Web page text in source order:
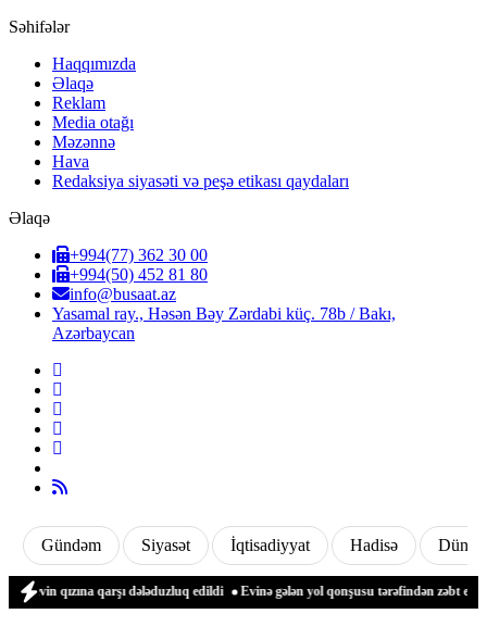
Səhifələr
Haqqımızda
Əlaqə
Reklam
Media otağı
Məzənnə
Hava
Redaksiya siyasəti və peşə etikası qaydaları
Əlaqə
+994(77) 362 30 00
+994(50) 452 81 80
info@busaat.az
Yasamal ray., Həsən Bəy Zərdabi küç. 78b / Bakı,
Azərbaycan
Gündəm Siyasət İqtisadiyyat Hadisə Dünya
qarşı dələduzluq edildi Evinə gələn yol qonşusu tərəfindən zəbt edilən qadın